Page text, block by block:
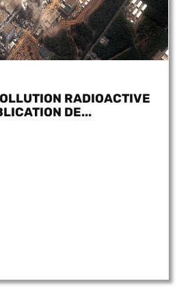
RADIOACTIVE
DE...